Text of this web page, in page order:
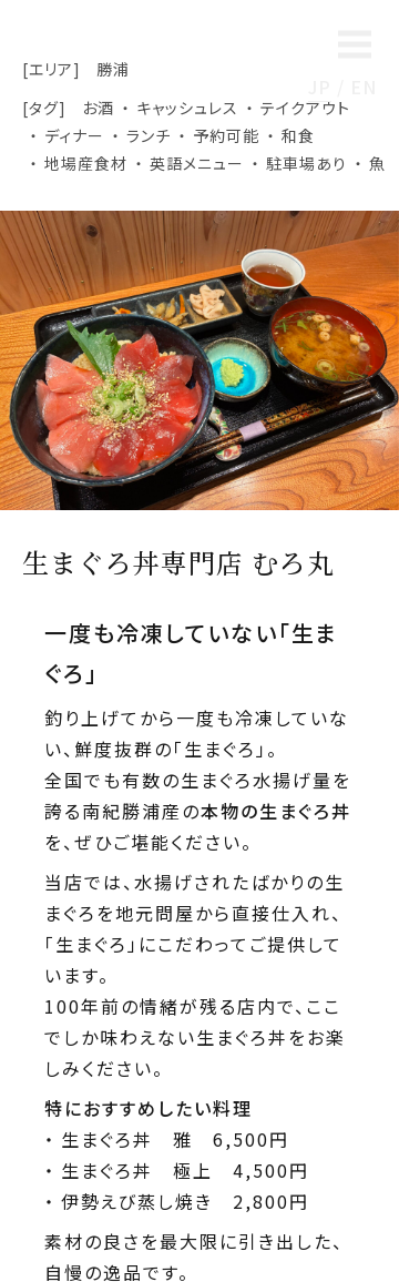
[エリア]
勝浦
[タグ]
お酒 キャッシュレス
テイクアウト
ディナー
ランチ 予約可能
和食
地場産食材
英語メニュー 駐車場あり 魚
生まぐろ丼専門店 むろ丸
一度も冷凍していない「生ま
ぐろ」
釣り上げてから一度も冷凍していな
い、鮮度抜群の「生まぐろ」。
全国でも有数の生まぐろ水揚げ量を
誇る南紀勝浦産の本物の生まぐろ丼
を、ぜひご堪能ください。
当店では、水揚げされたばかりの生
まぐろを地元問屋から直接仕入れ、
「生まぐろ」にこだわってご提供して
います。
100年前の情緒が残る店内で、ここ
でしか味わえない生まぐろ丼をお楽
しみください。
特におすすめしたい料理
生まぐろ丼 雅 6,500円
生まぐろ丼 極上 4,500円
伊勢えび蒸し焼き 2,800円
素材の良さを最大限に引き出した、
自慢の逸品です。